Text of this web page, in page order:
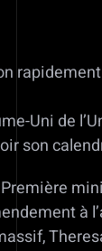
Uni de
son
à